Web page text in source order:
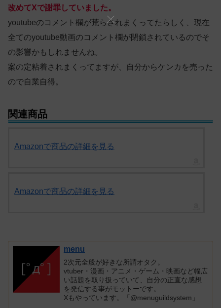
改めてXで謝罪していました。
youtubeのコメント欄が荒らされまくってたらしく、現在
全てのyoutube動画のコメント欄が閉鎖されているのでそ
の影響かもしれませんね。
案の定粘着されまくってますが、自分からケンカを売った
ので自業自得。
関連商品
Amazonで商品の詳細を見る
Amazonで商品の詳細を見る
menu
2次元全般が好きな所謂オタク。
vtuber・漫画・アニメ・ゲーム・映画など幅広
い話題を取り扱っていて、自分の正直な感想
を発信する事がモットーです。
Xもやっています。「@menuguildsystem」